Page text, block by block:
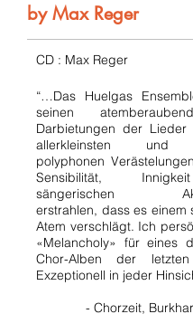
by Max Reger
CD : Max Reger
“…Das Huelgas
seinen
Darbietungen der Lieder
allerkleinsten und -
polyphonen
Sensibilität,
sängerischen
erstrahlen, dass es einem
Atem verschlägt. Ich
«Melancholy» für eines
Chor-Alben der
Exzeptionell in jeder
- Chorzeit,